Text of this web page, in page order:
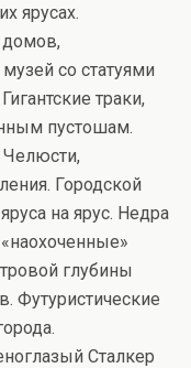
ярусах.
домов,
со статуями
траки,
пустошам.
Городской
на ярус. Недра
глубины
Футуристические
Сталкер